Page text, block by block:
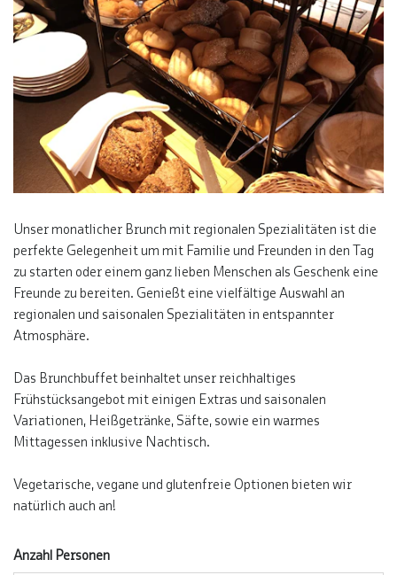
Unser monatlicher Brunch mit regionalen Spezialitäten ist die
perfekte Gelegenheit um mit Familie und Freunden in den Tag
zu starten oder einem ganz lieben Menschen als Geschenk eine
Freunde zu bereiten. Genießt eine vielfältige Auswahl an
regionalen und saisonalen Spezialitäten in entspannter
Atmosphäre.
Das Brunchbuffet beinhaltet unser reichhaltiges
Frühstücksangebot mit einigen Extras und saisonalen
Variationen, Heißgetränke, Säfte, sowie ein warmes
Mittagessen inklusive Nachtisch.
Vegetarische, vegane und glutenfreie Optionen bieten wir
natürlich auch an!
Anzahl Personen